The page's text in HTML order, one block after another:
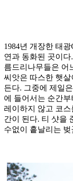
1984년 개장한 태
연과 동화된 곳이
름드리나무들은 어
씨앗은 따스한 햇
든다. 그중에 제일
에 들어서는 순간
레이하지 않고 코
간이 된다. 티 샷을
수없이 흩날리는